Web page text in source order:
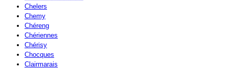
Chelers
Chemy
Chéreng
Chériennes
Chérisy
Chocques
Clairmarais